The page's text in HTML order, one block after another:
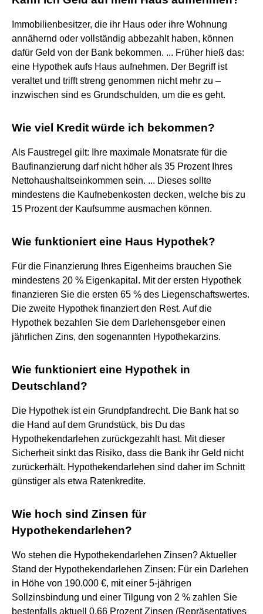
Immobilienbesitzer, die ihr Haus oder ihre Wohnung
annähernd oder vollständig abbezahlt haben, können
dafür Geld von der Bank bekommen. ... Früher hieß das:
eine Hypothek aufs Haus aufnehmen. Der Begriff ist
veraltet und trifft streng genommen nicht mehr zu –
inzwischen sind es Grundschulden, um die es geht.
Wie viel Kredit würde ich bekommen?
Als Faustregel gilt: Ihre maximale Monatsrate für die
Baufinanzierung darf nicht höher als 35 Prozent Ihres
Nettohaushaltseinkommen sein. ... Dieses sollte
mindestens die Kaufnebenkosten decken, welche bis zu
15 Prozent der Kaufsumme ausmachen können.
Wie funktioniert eine Haus Hypothek?
Für die Finanzierung Ihres Eigenheims brauchen Sie
mindestens 20 % Eigenkapital. Mit der ersten Hypothek
finanzieren Sie die ersten 65 % des Liegenschaftswertes.
Die zweite Hypothek finanziert den Rest. Auf die
Hypothek bezahlen Sie dem Darlehensgeber einen
jährlichen Zins, den sogenannten Hypothekarzins.
Wie funktioniert eine Hypothek in
Deutschland?
Die Hypothek ist ein Grundpfandrecht. Die Bank hat so
die Hand auf dem Grundstück, bis Du das
Hypothekendarlehen zurückgezahlt hast. Mit dieser
Sicherheit sinkt das Risiko, dass die Bank ihr Geld nicht
zurückerhält. Hypothekendarlehen sind daher im Schnitt
günstiger als etwa Ratenkredite.
Wie hoch sind Zinsen für
Hypothekendarlehen?
Wo stehen die Hypothekendarlehen Zinsen? Aktueller
Stand der Hypothekendarlehen Zinsen: Für ein Darlehen
in Höhe von 190.000 €, mit einer 5-jährigen
Sollzinsbindung und einer Tilgung von 2 % zahlen Sie
bestenfalls aktuell 0,66 Prozent Zinsen (Repräsentatives